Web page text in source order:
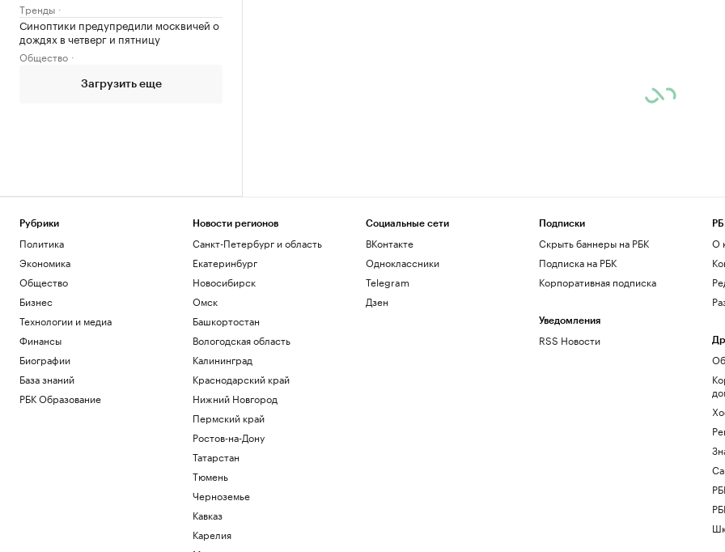
Тренды
Синоптики предупредили москвичей о
дождях в четверг и пятницу
Общество
Загрузить еще
Рубрики
Политика
Экономика
Общество
Бизнес
Технологии и медиа
Финансы
Биографии
База знаний
РБК Образование
Новости регионов
Санкт-Петербург и область
Екатеринбург
Новосибирск
Омск
Башкортостан
Вологодская область
Калининград
Краснодарский край
Нижний Новгород
Пермский край
Ростов-на-Дону
Татарстан
Тюмень
Черноземье
Кавказ
Карелия
Социальные сети
ВКонтакте
Одноклассники
Telegram
Дзен
Подписки
Скрыть баннеры на РБК
Подписка на РБК
Корпоративная подписка
Уведомления
RSS Новости
О